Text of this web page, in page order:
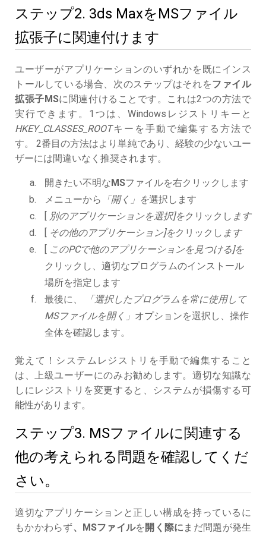
ステップ2. 3ds MaxをMSファイル
拡張子に関連付けます
ユーザーがアプリケーションのいずれかを既にインス
トールしている場合、次のステップはそれをファイル
拡張子MSに関連付けることです。これは2つの方法で
実行できます。1つは、Windowsレジストリキーと
HKEY_CLASSES_ROOTキーを手動で編集する方法で
す。 2番目の方法はより単純であり、経験の少ないユー
ザーには間違いなく推奨されます。
開きたい不明なMSファイルを右クリックします
メニューから
「開く」を選択します
[ 別のアプリケーションを選択]をクリックし ます
[ その他のアプリケーション]をクリックし ます
[ このPCで他のアプリケーションを見つける]を
クリックし、適切なプログラムのインストール
場所を指定します
最後に、
「選択したプログラムを常に使用して
MSファイルを開く」 オプションを選択し、操作
全体を確認します。
覚えて！システムレジストリを手動で編集すること
は、上級ユーザーにのみお勧めします。適切な知識な
しにレジストリを変更すると、システムが損傷する可
能性があります。
ステップ3. MSファイルに関連する
他の考えられる問題を確認してくだ
さい。
適切なアプリケーションと正しい構成を持っているに
もかかわらず、MSファイルを 開く際に まだ問題が発生